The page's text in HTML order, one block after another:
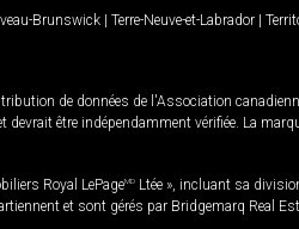
Brunswick | Terre-Neuve-et-Labrador |
de données de l'Association
être indépendamment vérifiée. La
Royal LePageMD Ltée », incluant sa
et sont gérés par Bridgemarq Real